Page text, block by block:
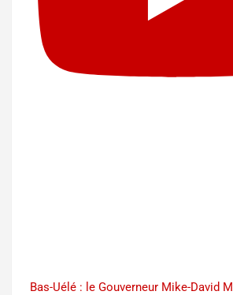
Bas-Uélé : le Gouverneur Mike-David